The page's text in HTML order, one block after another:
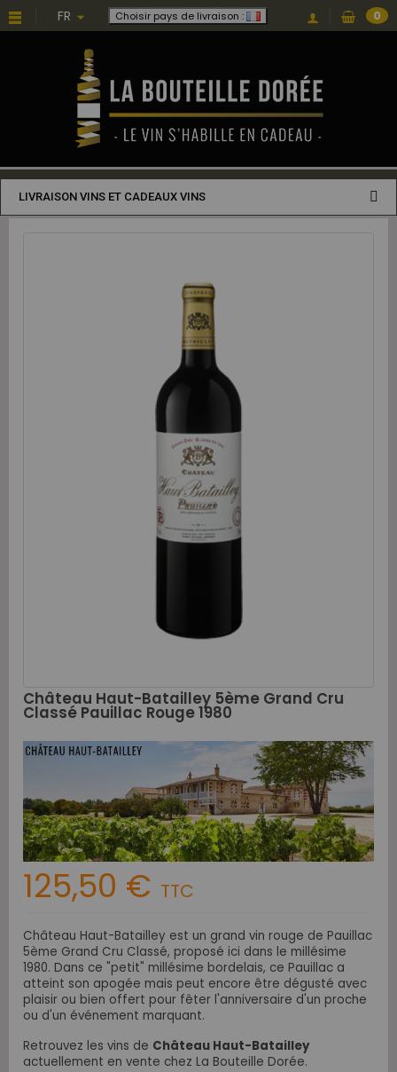
FR Choisir pays de livraison : 0
LIVRAISON VINS ET CADEAUX VINS
Château Haut-Batailley 5ème Grand Cru
Classé Pauillac Rouge 1980
125,50 € TTC
Château Haut-Batailley est un grand vin rouge de Pauillac
5ème Grand Cru Classé, proposé ici dans le millésime
1980. Dans ce "petit" millésime bordelais, ce Pauillac a
atteint son apogée mais peut encore être dégusté avec
plaisir ou bien offert pour fêter l'anniversaire d'un proche
ou d'un événement marquant.
Retrouvez les vins de Château Haut-Batailley
actuellement en vente chez La Bouteille Dorée.